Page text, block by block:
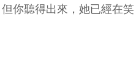
你聽得出來，她已經在笑